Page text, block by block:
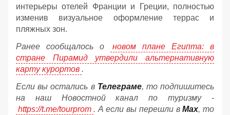
интерьеры отелей Франции и Греции, полностью
изменив визуальное оформление террас и
пляжных зон.
Ранее сообщалось о
новом плане Египта: в
стране Пирамид утвердили альтернативную
карту курортов .
Если вы остались в Телеграме, то подпишитесь
на наш Новостной канал по туризму -
https://t.me/tourprom . А если вы перешли вМах, то